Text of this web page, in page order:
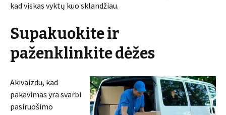
kad viskas vyktų kuo sklandžiau.
Supakuokite ir
paženklinkite dėžes
Akivaizdu, kad
pakavimas yra svarbi
pasiruošimo